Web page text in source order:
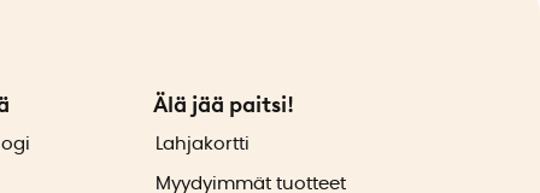
Älä jää paitsi!
Lahjakortti
Myydyimmät tuotteet